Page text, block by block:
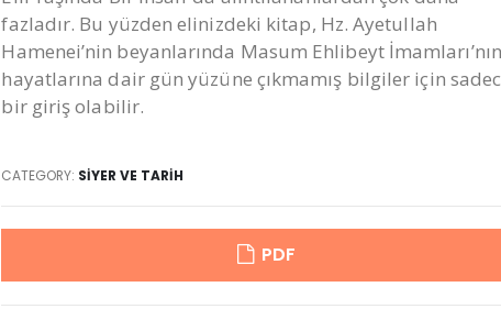
fazladır. Bu yüzden elinizdeki kitap, Hz. Ayetullah
Hamenei’nin beyanlarında Masum Ehlibeyt İmamları’nın
hayatlarına dair gün yüzüne çıkmamış bilgiler için
bir giriş olabilir.
CATEGORY: SIYER VE TARIH
PDF